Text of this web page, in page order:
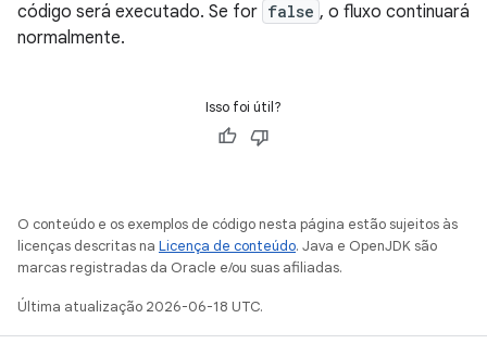
código será executado. Se for false , o fluxo continuará
normalmente.
Isso foi útil?
O conteúdo e os exemplos de código nesta página estão sujeitos às
licenças descritas na Licença de conteúdo. Java e OpenJDK são
marcas registradas da Oracle e/ou suas afiliadas.
Última atualização 2026-06-18 UTC.